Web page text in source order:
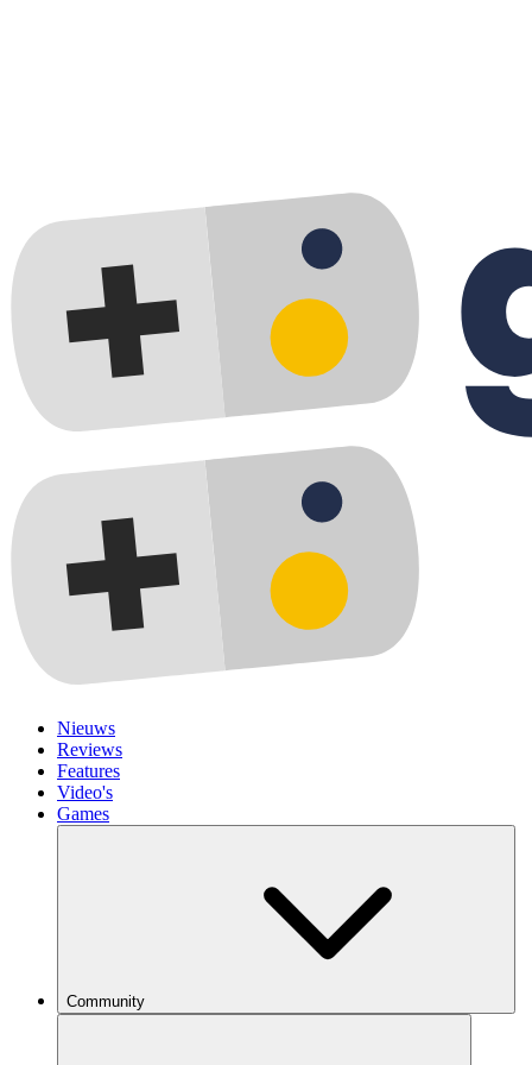
Nieuws
Reviews
Features
Video's
Games
Community